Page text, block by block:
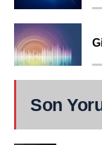
Son